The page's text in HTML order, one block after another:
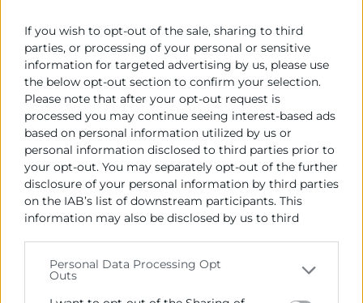
If you wish to opt-out of the sale, sharing to third
parties, or processing of your personal or sensitive
information for targeted advertising by us, please use
the below opt-out section to confirm your selection.
Please note that after your opt-out request is
processed you may continue seeing interest-based ads
based on personal information utilized by us or
personal information disclosed to third parties prior to
your opt-out. You may separately opt-out of the further
disclosure of your personal information by third parties
on the IAB’s list of downstream participants. This
information may also be disclosed by us to third
Please note that this website/app uses one or more
Google services and may gather and store information
Personal Data Processing Opt
Outs
Directora Área Internacional-Cámara Valencia
Sr.D.José Vilar Gonzálbez,
Coordinador SEIMED -Enterprise Europe Network
10:10
Marco político y legal de Ómnibus UE
Sr. D. Alberto Campo Oficina Europa, Área
Internacional de Cámara Valencia
10:30
Funcionamiento la RAP y el PPWR: alcance,
obligaciones y calendario
Sra. Dña. Tsvetanka Georgieva​ Co-chair TG Single
Market, EEN